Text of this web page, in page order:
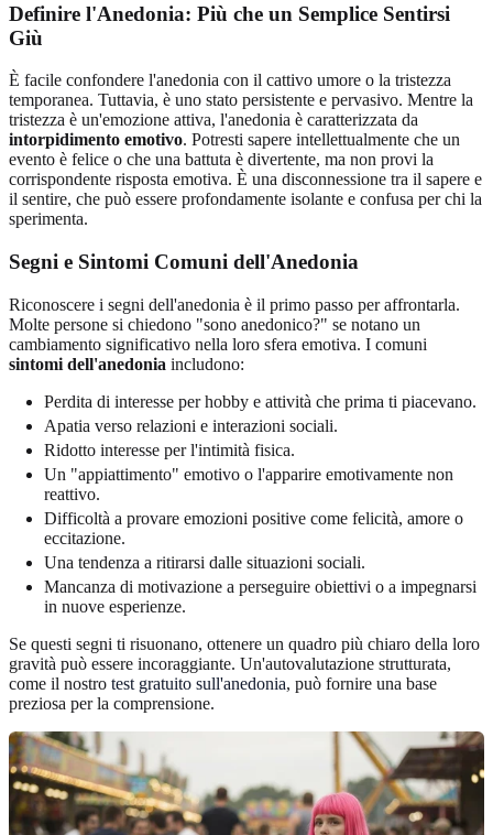
Definire l'Anedonia: Più che un Semplice Sentirsi
Giù
È facile confondere l'anedonia con il cattivo umore o la tristezza
temporanea. Tuttavia, è uno stato persistente e pervasivo. Mentre la
tristezza è un'emozione attiva, l'anedonia è caratterizzata da
intorpidimento emotivo. Potresti sapere intellettualmente che un
evento è felice o che una battuta è divertente, ma non provi la
corrispondente risposta emotiva. È una disconnessione tra il sapere e
il sentire, che può essere profondamente isolante e confusa per chi la
sperimenta.
Segni e Sintomi Comuni dell'Anedonia
Riconoscere i segni dell'anedonia è il primo passo per affrontarla.
Molte persone si chiedono "sono anedonico?" se notano un
cambiamento significativo nella loro sfera emotiva. I comuni
sintomi dell'anedonia includono:
Perdita di interesse per hobby e attività che prima ti piacevano.
Apatia verso relazioni e interazioni sociali.
Ridotto interesse per l'intimità fisica.
Un "appiattimento" emotivo o l'apparire emotivamente non
reattivo.
Difficoltà a provare emozioni positive come felicità, amore o
eccitazione.
Una tendenza a ritirarsi dalle situazioni sociali.
Mancanza di motivazione a perseguire obiettivi o a impegnarsi
in nuove esperienze.
Se questi segni ti risuonano, ottenere un quadro più chiaro della loro
gravità può essere incoraggiante. Un'autovalutazione strutturata,
come il nostro test gratuito sull'anedonia, può fornire una base
preziosa per la comprensione.